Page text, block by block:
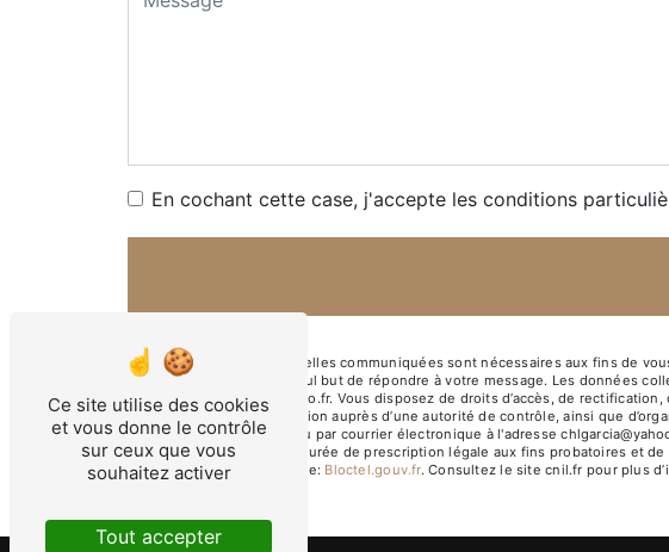
En cochant cette case, j'accepte les conditions
** Les données personnelles communiquées sont nécessaires aux fins de
sous-traitants dans le seul but de répondre à votre message. Les données
Marseille chlgarcia@yahoo.fr. Vous disposez de droits d’accès, de
d’introduire une réclamation auprès d’une autorité de contrôle, ainsi que
Prado, 13008 Marseille ou par courrier électronique à l'adresse
contact puis pendant la durée de prescription légale aux fins probatoires et
disponible à cette adresse: Bloctel.gouv.fr. Consultez le site cnil.fr pour plus
Ce site utilise des cookies
et vous donne le contrôle
sur ceux que vous
souhaitez activer
Tout accepter